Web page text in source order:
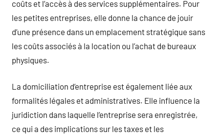
coûts et l’accès à des services supplémentaires. Pour
les petites entreprises, elle donne la chance de jouir
d’une présence dans un emplacement stratégique sans
les coûts associés à la location ou l’achat de bureaux
physiques.
La domiciliation d’entreprise est également liée aux
formalités légales et administratives. Elle influence la
juridiction dans laquelle l’entreprise sera enregistrée,
ce qui a des implications sur les taxes et les